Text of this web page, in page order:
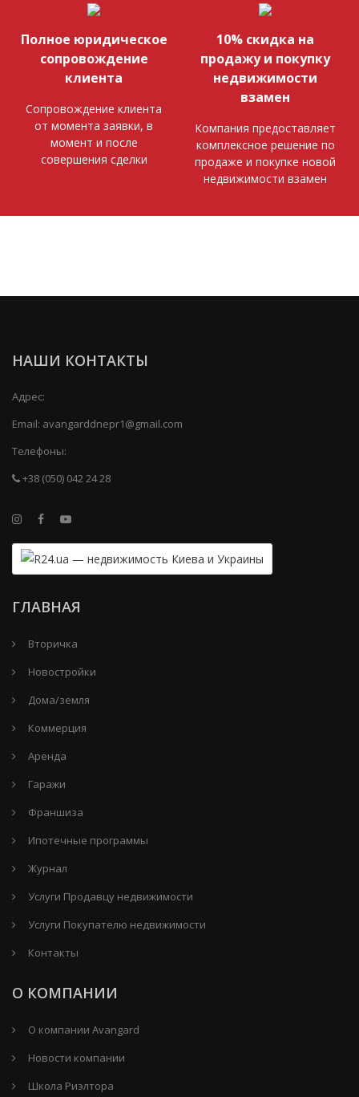
Полное юридическое
сопровождение
клиента
Сопровождение клиента
от момента заявки, в
момент и после
совершения сделки
10% скидка на
продажу и покупку
недвижимости
взамен
Компания предоставляет
комплексное решение по
продаже и покупке новой
недвижимости взамен
НАШИ КОНТАКТЫ
Адрес:
Email: avangarddnepr1@gmail.com
Телефоны:
+38 (050) 042 24 28
ГЛАВНАЯ
Вторичка
Новостройки
Дома/земля
Коммерция
Аренда
Гаражи
Франшиза
Ипотечные программы
Журнал
Услуги Продавцу недвижимости
Услуги Покупателю недвижимости
Контакты
О КОМПАНИИ
О компании Avangard
Новости компании
Школа Риэлтора